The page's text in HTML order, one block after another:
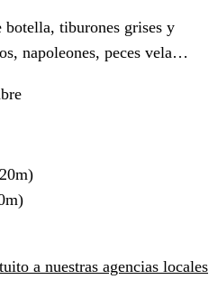
botella, tiburones grises y
napoleones, peces vela…
a nuestras agencias locales